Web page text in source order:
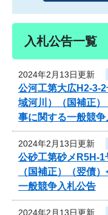
入札公告一覧
2024年2月13日更新
公河工第大広H2-3-
域河川）（国補正
事に関する一般競争
2024年2月13日更新
公砂工第砂メR5H-
（国補正）（翌債
一般競争入札公告
2024年2月13日更新